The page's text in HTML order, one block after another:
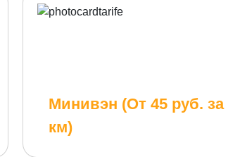
Минивэн (От 45 руб. за
км)